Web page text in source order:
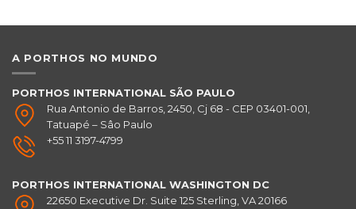
A PORTHOS NO MUNDO
PORTHOS INTERNATIONAL SÃO PAULO
Rua Antonio de Barros, 2450, Cj 68 - CEP 03401-001,
Tatuapé – Sâo Paulo
+55 11 3197-4799
PORTHOS INTERNATIONAL WASHINGTON DC
22650 Executive Dr. Suite 125 Sterling, VA 20166